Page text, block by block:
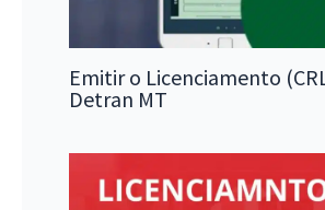
Emitir o Licenciamento
Detran MT